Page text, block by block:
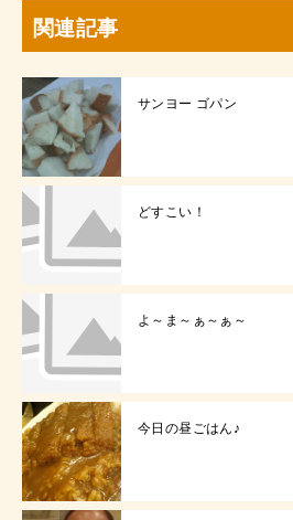
関連記事
サンヨー ゴパン
どすこい！
よ～ま～ぁ～ぁ～
今日の昼ごはん♪